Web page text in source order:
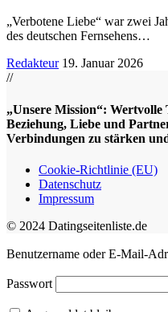
„Verbotene Liebe“ war zwei
des deutschen Fernsehens…
Redakteur 19. Januar 2026
//
„Unsere Mission“:
Beziehung, Liebe und
Verbindungen zu stärken
Cookie-Richtlinie (EU)
Datenschutz
Impressum
© 2024 Datingseitenliste.de
Benutzername oder E-Mail-
Passwort